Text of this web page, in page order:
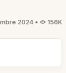
2024 • 156K